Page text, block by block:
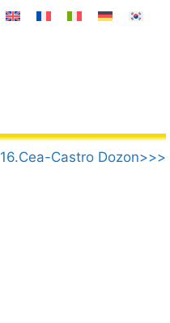
16.Cea-Castro Dozon>>>